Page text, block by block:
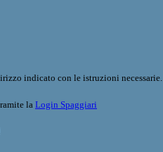
indicato con le istruzioni necessarie.
la Login Spaggiari